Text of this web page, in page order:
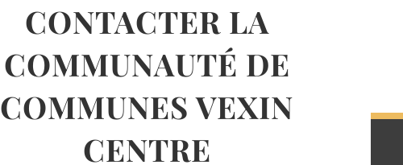
CONTACTER LA
COMMUNAUTÉ DE
COMMUNES VEXIN
CENTRE